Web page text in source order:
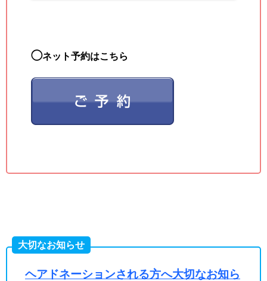
◯ネット予約はこちら
大切なお知らせ
ヘアドネーションされる方へ大切なお知ら